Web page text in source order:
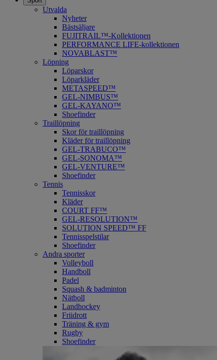
Utvalda
Nyheter
Bästsäljare
FUJITRAIL™-Kollektionen
PERFORMANCE LIFE-kollektionen
NOVABLAST™
Löpning
Löparskor
Löparkläder
METASPEED™
​GEL-NIMBUS™
GEL-KAYANO™
Shoefinder
Traillöpning
Skor för traillöpning
Kläder för traillöpning
GEL-TRABUCO™
GEL-SONOMA™
GEL-VENTURE™
Shoefinder
Tennis
Tennisskor
Kläder
COURT FF™
GEL-RESOLUTION™
SOLUTION SPEED™ FF
Tennisspelstilar
Shoefinder
Andra sporter
Volleyboll
Handboll
Padel
Squash & badminton
Nätboll
Landhockey
Friidrott
Träning & gym
Rugby
Shoefinder